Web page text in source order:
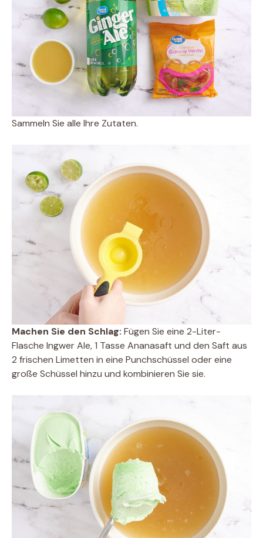
Sammeln Sie alle Ihre Zutaten.
Machen Sie den Schlag: Fügen Sie eine 2-Liter-
Flasche Ingwer Ale, 1 Tasse Ananasaft und den Saft aus
2 frischen Limetten in eine Punchschüssel oder eine
große Schüssel hinzu und kombinieren Sie sie.